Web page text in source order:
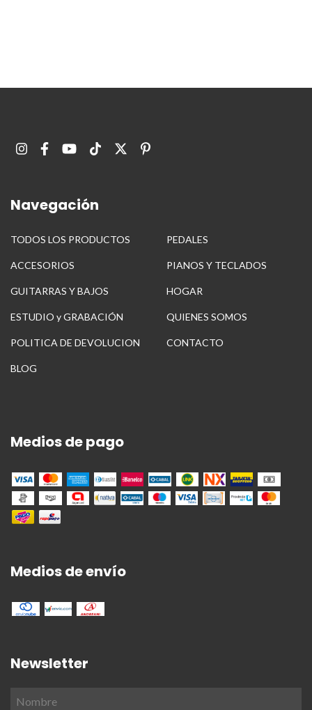
Navegación
TODOS LOS PRODUCTOS PEDALES
ACCESORIOS PIANOS Y TECLADOS
GUITARRAS Y BAJOS HOGAR
ESTUDIO y GRABACIÓN QUIENES SOMOS
POLITICA DE DEVOLUCION CONTACTO
BLOG
Medios de pago
Medios de envío
Newsletter